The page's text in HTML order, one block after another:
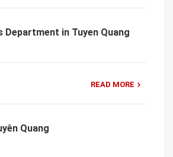
Department in Tuyen Quang
READ MORE
Quang